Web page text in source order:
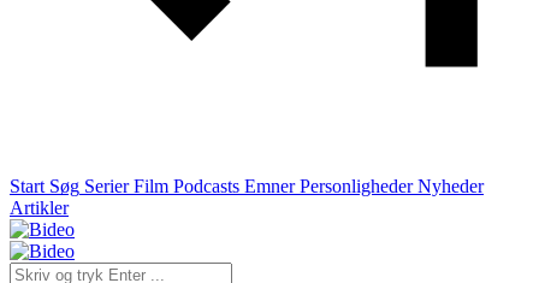
Start Søg Serier Film Podcasts Emner Personligheder Nyheder
Artikler